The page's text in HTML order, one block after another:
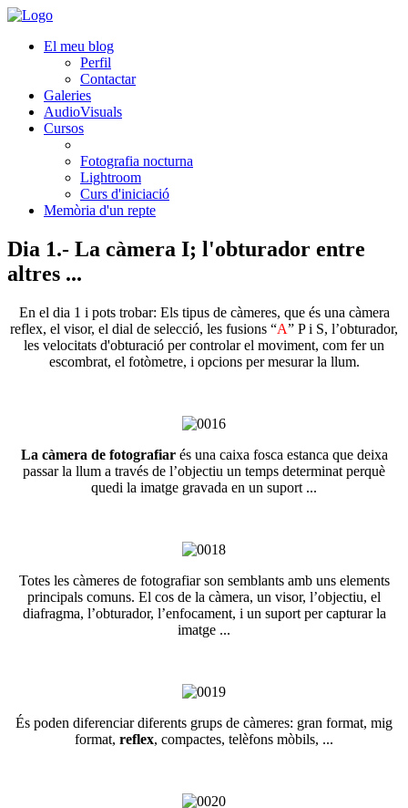
El meu blog
Perfil
Contactar
Galeries
AudioVisuals
Cursos
Fotografia nocturna
Lightroom
Curs d'iniciació
Memòria d'un repte
Dia 1.- La càmera I; l'obturador entre
altres ...
En el dia 1 i pots trobar: Els tipus de càmeres, que és una càmera
reflex, el visor, el dial de selecció, les fusions “A” P i S, l’obturador,
les velocitats d'obturació per controlar el moviment, com fer un
escombrat, el fotòmetre, i opcions per mesurar la llum.
La càmera de fotografiarés una caixa fosca estanca que deixa
passar la llum a través de l’objectiu un temps determinat perquè
quedi la imatge gravada en un suport ...
Totes les càmeres de fotografiar son semblants amb uns elements
principals comuns. El cos de la càmera, un visor, l’objectiu, el
diafragma, l’obturador, l’enfocament, i un suport per capturar la
imatge ...
És poden diferenciar diferents grups de càmeres: gran format, mig
format, reflex, compactes, telèfons mòbils, ...